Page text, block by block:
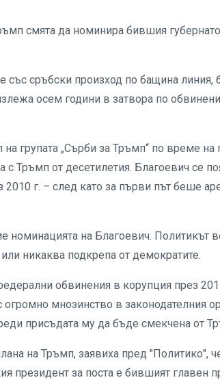
смята да номинира бившия
със сръбски произход по бащина
осем години в затвора по
групата „Сърби за Тръмп“ по време на
Тръмп от десетилетия. Благоевич се
2010 г. – след като за първи път беше
номинацията на Благоевич. Политикът
никаква подкрепа от демократите.
обвинения в корупция през
огромно мнозинство в законодателния
присъдата му да бъде смекчена от
на Тръмп, заявиха пред "Политико",
президент за поста е бившият главен